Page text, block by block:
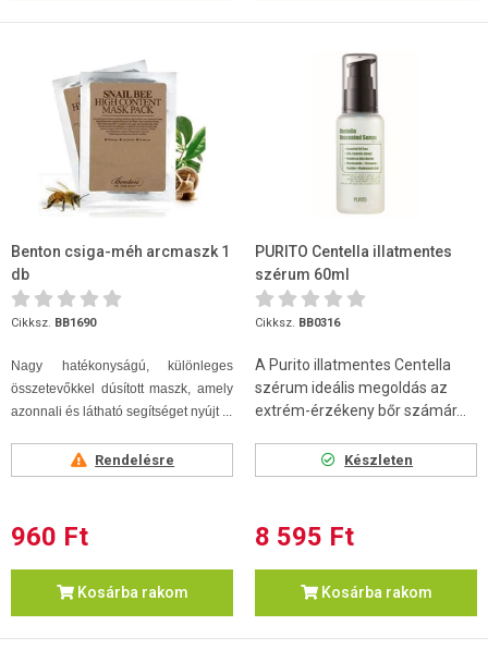
Benton csiga-méh arcmaszk 1
db
Cikksz. BB1690
Nagy hatékonyságú, különleges
összetevőkkel dúsított maszk, amely
azonnali és látható segítséget nyújt ...
Rendelésre
960 Ft
Kosárba rakom
PURITO Centella illatmentes
szérum 60ml
Cikksz. BB0316
A Purito illatmentes Centella
szérum ideális megoldás az
extrém-érzékeny bőr számár...
Készleten
8 595 Ft
Kosárba rakom